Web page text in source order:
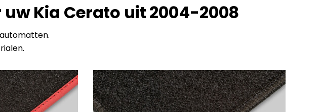
Kia Cerato uit 2004-2008